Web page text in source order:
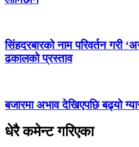
सिंहदरबारको नाम परिवर्तन गरी
ढकालको प्रस्ताव
बजारमा अभाव देखिएपछि बढ्यो
धेरै कमेन्ट गरिएका